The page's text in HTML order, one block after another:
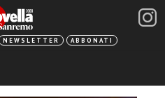
NEWSLETTER ABBONATI